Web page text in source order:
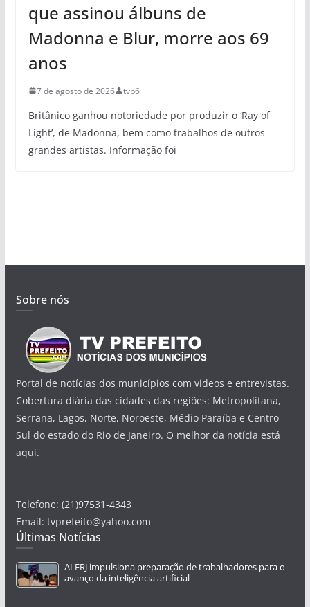
que assinou álbuns de
Madonna e Blur, morre aos 69
anos
7 de agosto de 2026 tvp6
Britânico ganhou notoriedade por produzir o ‘Ray of
Light’, de Madonna, bem como trabalhos de outros
grandes artistas. Informação foi
Sobre nós
Portal de notícias dos municípios com videos e entrevistas.
Cobertura diária das cidades das regiões: Metropolitana,
Serrana, Lagos, Norte, Noroeste, Médio Paraíba e Centro
Sul do estado do Rio de Janeiro. O melhor da notícia está
aqui.
Telefone: (21)97531-4343
Email: tvprefeito@yahoo.com
Últimas Notícias
ALERJ impulsiona preparação de trabalhadores para o
avanço da inteligência artificial